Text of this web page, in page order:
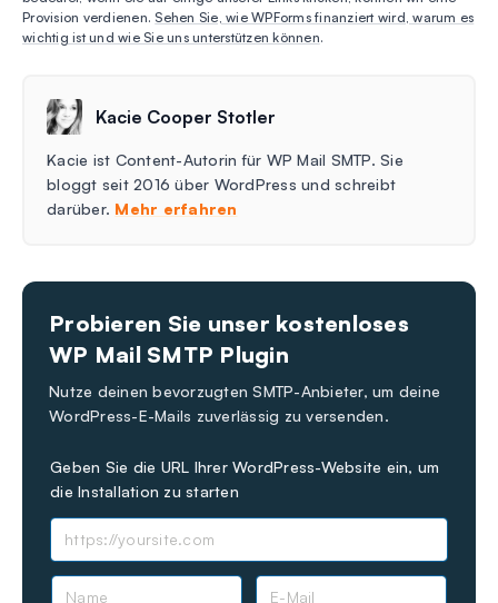
Provision verdienen.Sehen Sie, wie WPForms finanziert wird, warum es
wichtig ist und wie Sie uns unterstützen können.
Kacie Cooper Stotler
Kacie ist Content-Autorin für WP Mail SMTP. Sie
bloggt seit 2016 über WordPress und schreibt
darüber. Mehr erfahren
Probieren Sie unser kostenloses
WP Mail SMTP Plugin
Nutze deinen bevorzugten SMTP-Anbieter, um deine
WordPress-E-Mails zuverlässig zu versenden.
Geben Sie die URL Ihrer WordPress-Website ein, um
die Installation zu starten
N
E